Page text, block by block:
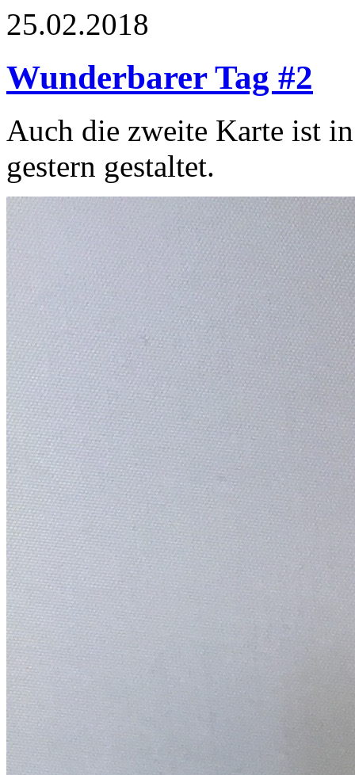
25.02.2018
Wunderbarer Tag #2
Auch die zweite Karte ist
gestern gestaltet.